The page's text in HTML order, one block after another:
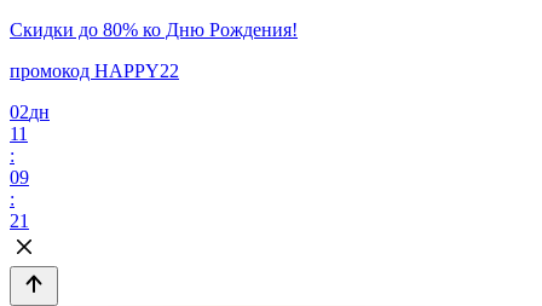
Скидки до 80% ко Дню Рождения!
промокод HAPPY22
02дн
11
:
09
:
21